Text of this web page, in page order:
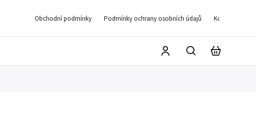
Obchodní podmínky Podmínky ochrany osobních údajů Kontakty